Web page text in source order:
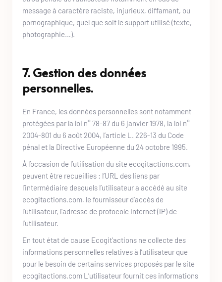
message à caractère raciste, injurieux, diffamant, ou
pornographique, quel que soit le support utilisé (texte,
photographie…).
7. Gestion des données
personnelles.
En France, les données personnelles sont notamment
protégées par la loi n° 78-87 du 6 janvier 1978, la loi n°
2004-801 du 6 août 2004, l’article L. 226-13 du Code
pénal et la Directive Européenne du 24 octobre 1995.
À l’occasion de l’utilisation du site ecogitactions.com,
peuvent être recueillies : l’URL des liens par
ecogitactions.com, le fournisseur d’accès de
l’utilisateur, l’adresse de protocole Internet (IP) de
l’utilisateur.
En tout état de cause Ecogit'actions ne collecte des
informations personnelles relatives à l’utilisateur que
ecogitactions.com L’utilisateur fournit ces informations